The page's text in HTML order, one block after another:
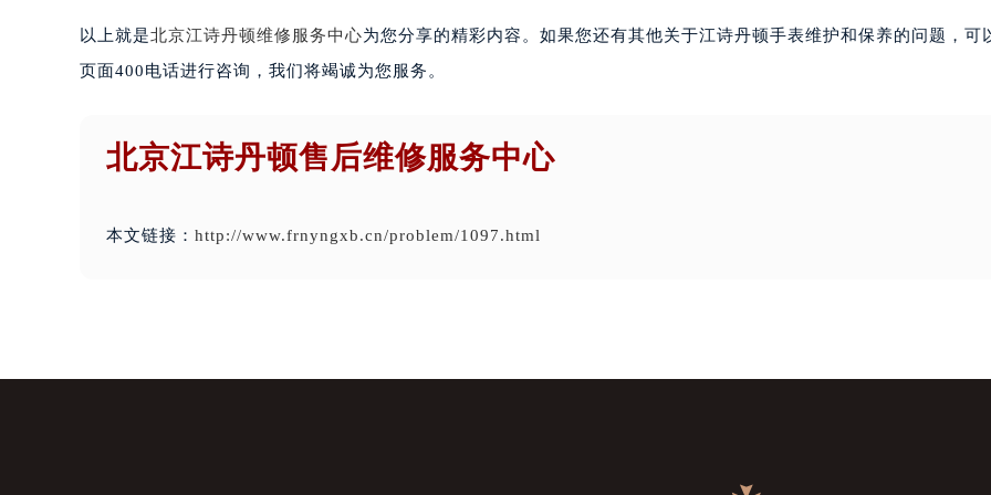
以上就是北京江诗丹顿维修服务中心为您分享的精彩内容。如果您还有其他关于江诗丹顿手表维护和保养的问题，可
页面400电话进行咨询，我们将竭诚为您服务。
北京江诗丹顿售后维修服务中心
本文链接： http://www.frnyngxb.cn/problem/1097.html